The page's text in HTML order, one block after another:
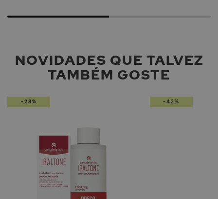
NOVIDADES QUE TALVEZ
TAMBÉM GOSTE
-28% -42%